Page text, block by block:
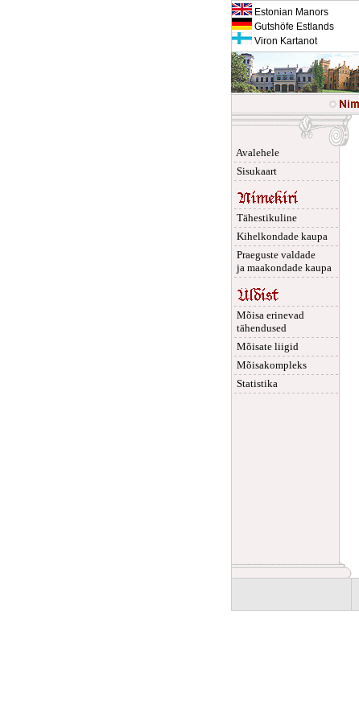
Estonian Manors
Gutshöfe Estlands
Viron Kartanot
Avalehele
Sisukaart
Tähestikuline
Kihelkondade kaupa
Praeguste valdade
ja maakondade kaupa
Mõisa erinevad
tähendused
Mõisate liigid
Mõisakompleks
Statistika